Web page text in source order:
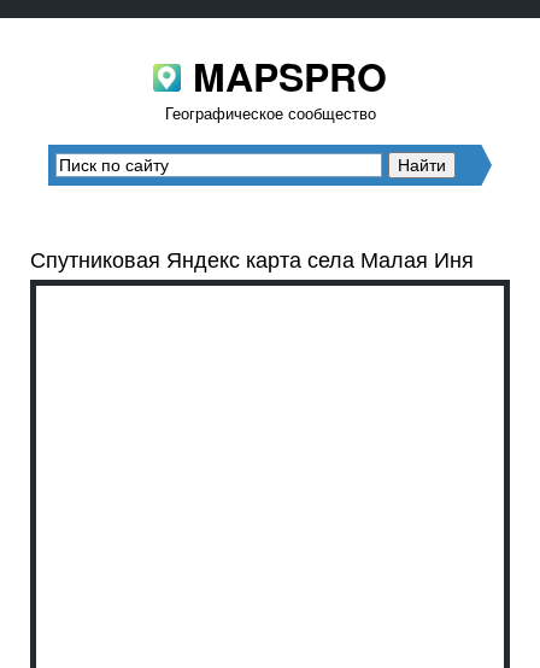
MAPSPRO
Географическое сообщество
Спутниковая Яндекс карта села Малая Иня